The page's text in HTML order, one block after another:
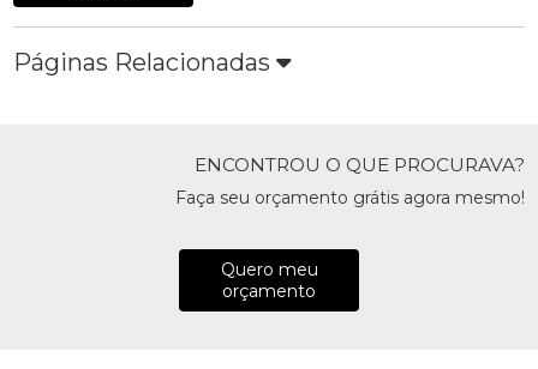
Páginas Relacionadas
ENCONTROU O QUE PROCURAVA?
Faça seu orçamento grátis agora mesmo!
Quero meu
orçamento